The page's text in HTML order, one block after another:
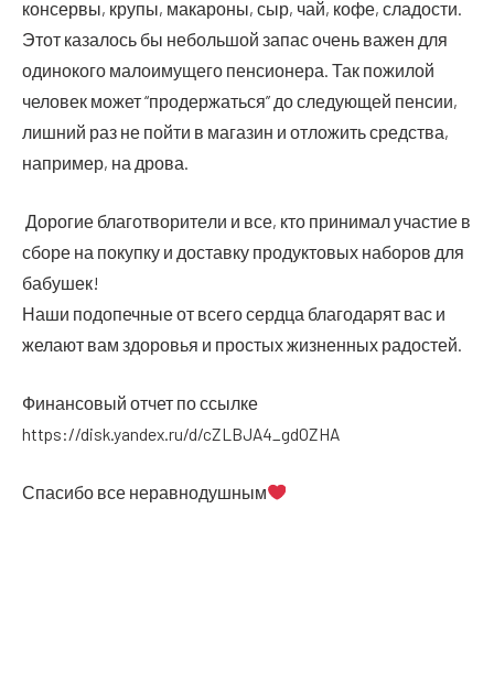
кон­сер­вы, кру­пы, мака­ро­ны, сыр, чай, кофе, сла­до­сти.
Этот каза­лось бы неболь­шой запас очень важен для
оди­но­ко­го мало­иму­ще­го пен­си­о­не­ра. Так пожи­лой
чело­век может “про­дер­жать­ся” до сле­ду­ю­щей пен­сии,
лиш­ний раз не пой­ти в мага­зин и отло­жить сред­ства,
напри­мер, на дрова.
Доро­гие бла­го­тво­ри­те­ли и все, кто при­ни­мал уча­стие в
сбо­ре на покуп­ку и достав­ку про­дук­то­вых набо­ров для
бабушек!
Наши под­опеч­ные от все­го серд­ца бла­го­да­рят вас и
жела­ют вам здо­ро­вья и про­стых жиз­нен­ных радостей.
Финан­со­вый отчет по ссылке
https://disk.yandex.ru/d/cZLBJA4_gdOZHA
Спа­си­бо все неравнодушным